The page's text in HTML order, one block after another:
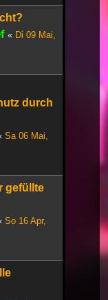
« Di 09 Mai,
durch
Sa 06 Mai,
gefüllte
So 16 Apr,